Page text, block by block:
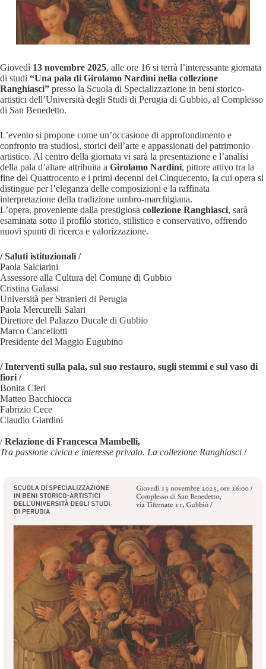
Giovedì 13 novembre 2025, alle ore 16 si terrà l’interessante giornata
di studi “Una pala di Girolamo Nardini nella collezione
Ranghiasci” presso la Scuola di Specializzazione in beni storico-
artistici dell’Università degli Studi di Perugia di Gubbio, al Complesso
di San Benedetto.
L’evento si propone come un’occasione di approfondimento e
confronto tra studiosi, storici dell’arte e appassionati del patrimonio
artistico. Al centro della giornata vi sarà la presentazione e l’analisi
della pala d’altare attribuita a Girolamo Nardini, pittore attivo tra la
fine del Quattrocento e i primi decenni del Cinquecento, la cui opera si
distingue per l’eleganza delle composizioni e la raffinata
interpretazione della tradizione umbro-marchigiana.
L’opera, proveniente dalla prestigiosa collezione Ranghiasci, sarà
esaminata sotto il profilo storico, stilistico e conservativo, offrendo
nuovi spunti di ricerca e valorizzazione.
/ Saluti istituzionali /
Paola Salciarini
Assessore alla Cultura del Comune di Gubbio
Cristina Galassi
Università per Stranieri di Perugia
Paola Mercurelli Salari
Direttore del Palazzo Ducale di Gubbio
Marco Cancellotti
Presidente del Maggio Eugubino
/ Interventi sulla pala, sul suo restauro, sugli stemmi e sul vaso di
fiori /
Bonita Cleri
Matteo Bacchiocca
Fabrizio Cece
Claudio Giardini
/Relazione di Francesca Mambelli,
Tra passione civica e interesse privato. La collezione Ranghiasci /